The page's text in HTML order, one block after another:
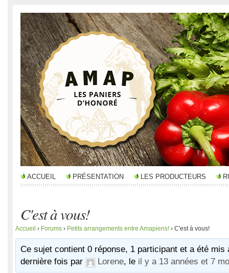
ACCUEIL PRÉSENTATION LES PRODUCTEURS
C'est à vous!
Accueil › Forums › Petits arrangements entre Amapiens! › C'est à vous!
Ce sujet contient 0 réponse, 1 participant et a été mis
dernière fois par
Lorene, le il y a 13 années et 7